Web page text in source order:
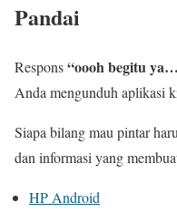
Pandai
Respons“oooh begitu
Anda mengunduh aplikasi
Siapa bilang mau pintar
dan informasi yang
HP Android